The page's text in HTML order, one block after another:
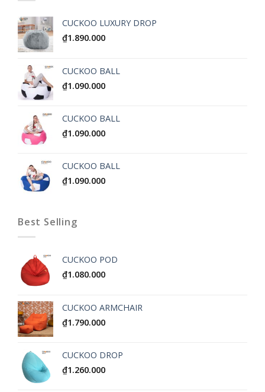
CUCKOO LUXURY DROP
₫1.890.000
CUCKOO BALL
₫1.090.000
CUCKOO BALL
₫1.090.000
CUCKOO BALL
₫1.090.000
Best Selling
CUCKOO POD
₫1.080.000
CUCKOO ARMCHAIR
₫1.790.000
CUCKOO DROP
₫1.260.000